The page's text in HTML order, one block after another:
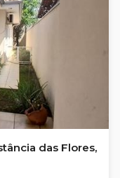
das Flores,